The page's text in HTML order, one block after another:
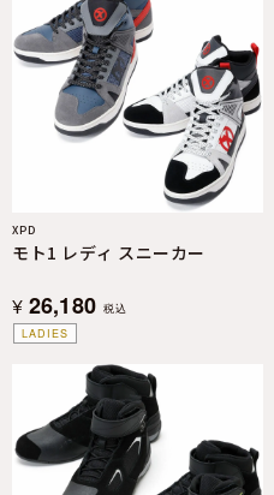
LADIES
XPD
モト1 レディ スニーカー
¥ 26,180 税込